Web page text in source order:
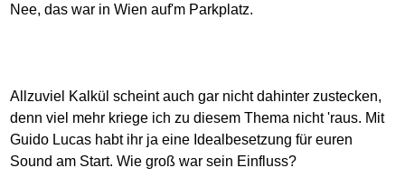
Nee, das war in Wien auf'm Parkplatz.
Allzuviel Kalkül scheint auch gar nicht dahinter zustecken,
denn viel mehr kriege ich zu diesem Thema nicht 'raus. Mit
Guido Lucas habt ihr ja eine Idealbesetzung für euren
Sound am Start. Wie groß war sein Einfluss?